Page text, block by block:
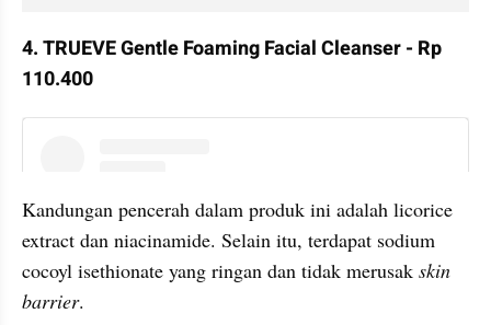
4. TRUEVE Gentle Foaming Facial Cleanser - Rp
110.400
Kandungan pencerah dalam produk ini adalah licorice
extract dan niacinamide. Selain itu, terdapat sodium
cocoyl isethionate yang ringan dan tidak merusak skin
barrier.